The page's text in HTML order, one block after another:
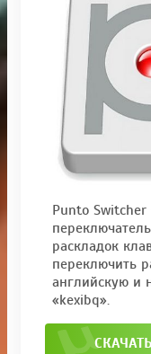
Punto Switcher
раскладок
переключить
английскую и
«kexibq».